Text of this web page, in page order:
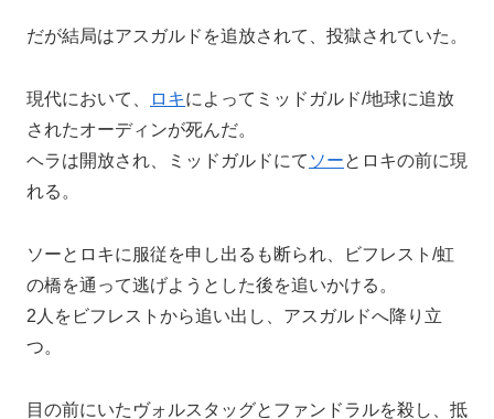
だが結局はアスガルドを追放されて、投獄されていた。
現代において、 ロキによってミッドガルド/地球に追放
されたオーディンが死んだ。
ヘラは開放され、ミッドガルドにて ソーとロキの前に現
れる。
ソーとロキに服従を申し出るも断られ、ビフレスト/虹
の橋を通って逃げようとした後を追いかける。
2人をビフレストから追い出し、アスガルドへ降り立
つ。
目の前にいたヴォルスタッグとファンドラルを殺し、抵